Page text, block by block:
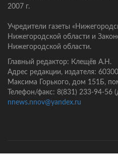
2007 г.
Учредители газеты
Нижегородской области и
Нижегородской области.
Главный редактор: Клещёв А.Н.
Адрес редакции, издателя:
Максима Горького, дом 151Б,
Телефон/факс: 8(831) 233-94-56
nnews.nnov@yandex.ru